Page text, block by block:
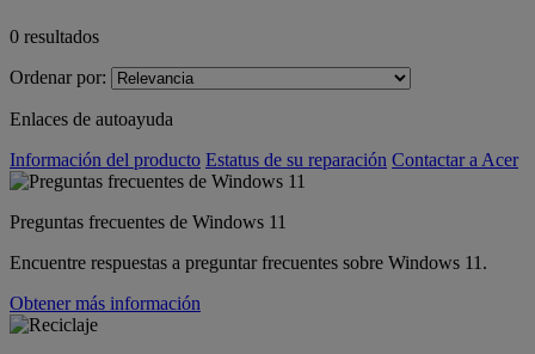
0 resultados
Ordenar por:
Enlaces de autoayuda
Información del producto Estatus de su reparación Contactar a Acer
Preguntas frecuentes de Windows 11
Encuentre respuestas a preguntar frecuentes sobre Windows 11.
Obtener más información